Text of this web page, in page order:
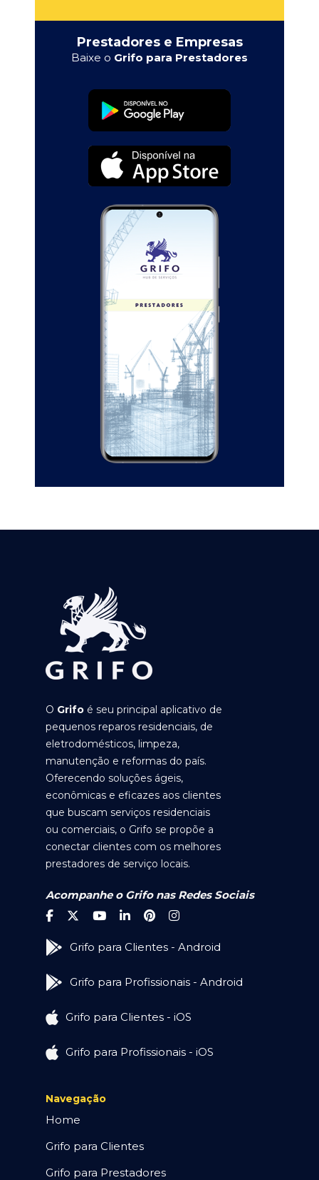
Prestadores e Empresas
Baixe o Grifo para Prestadores
O Grifo é seu principal aplicativo de
pequenos reparos residenciais, de
eletrodomésticos, limpeza,
manutenção e reformas do país.
Oferecendo soluções ágeis,
econômicas e eficazes aos clientes
que buscam serviços residenciais
ou comerciais, o Grifo se propõe a
conectar clientes com os melhores
prestadores de serviço locais.
Acompanhe o Grifo nas Redes Sociais
Grifo para Clientes - Android
Grifo para Profissionais - Android
Grifo para Clientes - iOS
Grifo para Profissionais - iOS
Navegação
Home
Grifo para Clientes
Grifo para Prestadores